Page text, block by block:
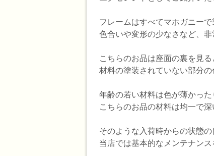
フレームはすべてマホガニーで
色合いや変形の少なさなど、
こちらのお品は座面の裏を見る
材料の塗装されていない部分
年齢の若い材料は色が薄かっ
こちらのお品の材料は均一で
そのような入荷時からの状態の
当店では基本的なメンテナンス